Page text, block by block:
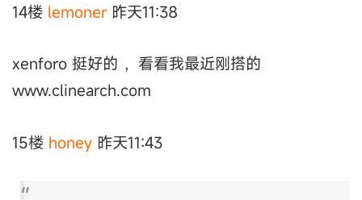
14楼 lemoner 昨天11:38
xenforo 挺好的 ，看看我最近刚搭的
www.clinearch.com
15楼 honey 昨天11:43